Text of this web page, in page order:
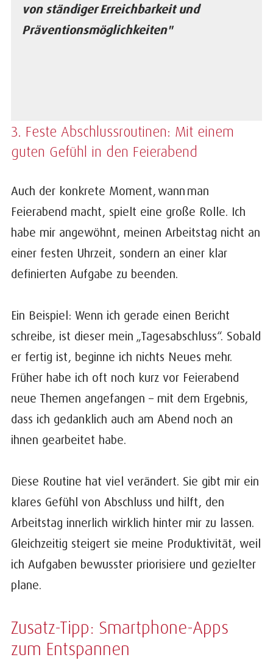
von ständiger Erreichbarkeit und
Präventionsmöglichkeiten"
3. Feste Abschlussroutinen: Mit einem
guten Gefühl in den Feierabend
Auch der konkrete Moment, wann man
Feierabend macht, spielt eine große Rolle. Ich
habe mir angewöhnt, meinen Arbeitstag nicht an
einer festen Uhrzeit, sondern an einer klar
definierten Aufgabe zu beenden.
Ein Beispiel: Wenn ich gerade einen Bericht
schreibe, ist dieser mein „Tagesabschluss“. Sobald
er fertig ist, beginne ich nichts Neues mehr.
Früher habe ich oft noch kurz vor Feierabend
neue Themen angefangen – mit dem Ergebnis,
dass ich gedanklich auch am Abend noch an
ihnen gearbeitet habe.
Diese Routine hat viel verändert. Sie gibt mir ein
klares Gefühl von Abschluss und hilft, den
Arbeitstag innerlich wirklich hinter mir zu lassen.
Gleichzeitig steigert sie meine Produktivität, weil
ich Aufgaben bewusster priorisiere und gezielter
plane.
Zusatz-Tipp: Smartphone-Apps
zum Entspannen